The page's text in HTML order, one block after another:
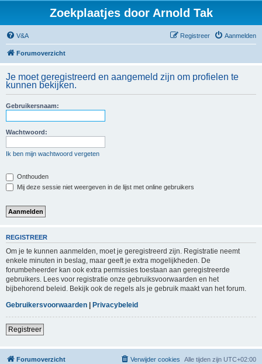
Zoekplaatjes door Arnold Tak
V&A Aanmelden
Registreer
Forumoverzicht
Je moet geregistreerd en aangemeld zijn om profielen te
kunnen bekijken.
Gebruikersnaam:
Wachtwoord:
Ik ben mijn wachtwoord vergeten
Onthouden
Mij deze sessie niet weergeven in de lijst met online gebruikers
REGISTREER
Om je te kunnen aanmelden, moet je geregistreerd zijn. Registratie neemt
enkele minuten in beslag, maar geeft je extra mogelijkheden. De
forumbeheerder kan ook extra permissies toestaan aan geregistreerde
gebruikers. Lees voor registratie onze gebruiksvoorwaarden en het
bijbehorend beleid. Bekijk ook de regels als je gebruik maakt van het forum.
Gebruikersvoorwaarden | Privacybeleid
Registreer
Forumoverzicht Alle tijden zijn UTC+02:00
Verwijder cookies